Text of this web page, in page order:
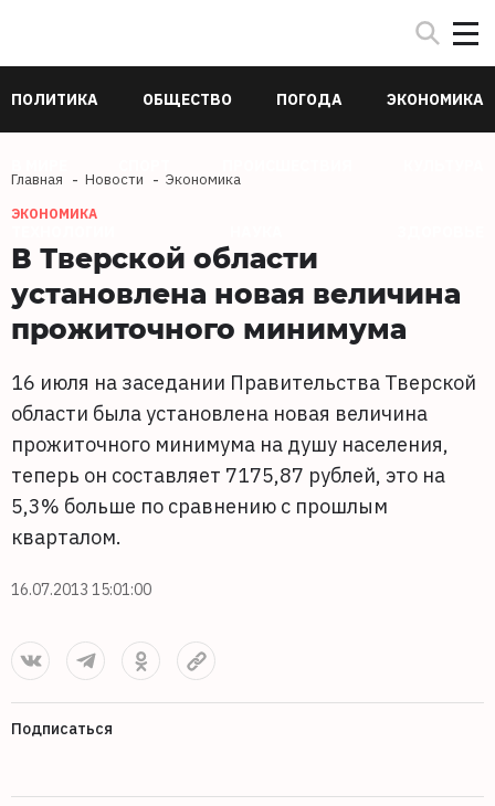
ПОЛИТИКА ОБЩЕСТВО ПОГОДА ЭКОНОМИКА
Главная Новости Экономика
ЭКОНОМИКА
В Тверской области
установлена новая величина
прожиточного минимума
16 июля на заседании Правительства Тверской
области была установлена новая величина
прожиточного минимума на душу населения,
теперь он составляет 7175,87 рублей, это на
5,3% больше по сравнению с прошлым
кварталом.
16.07.2013 15:01:00
Подписаться